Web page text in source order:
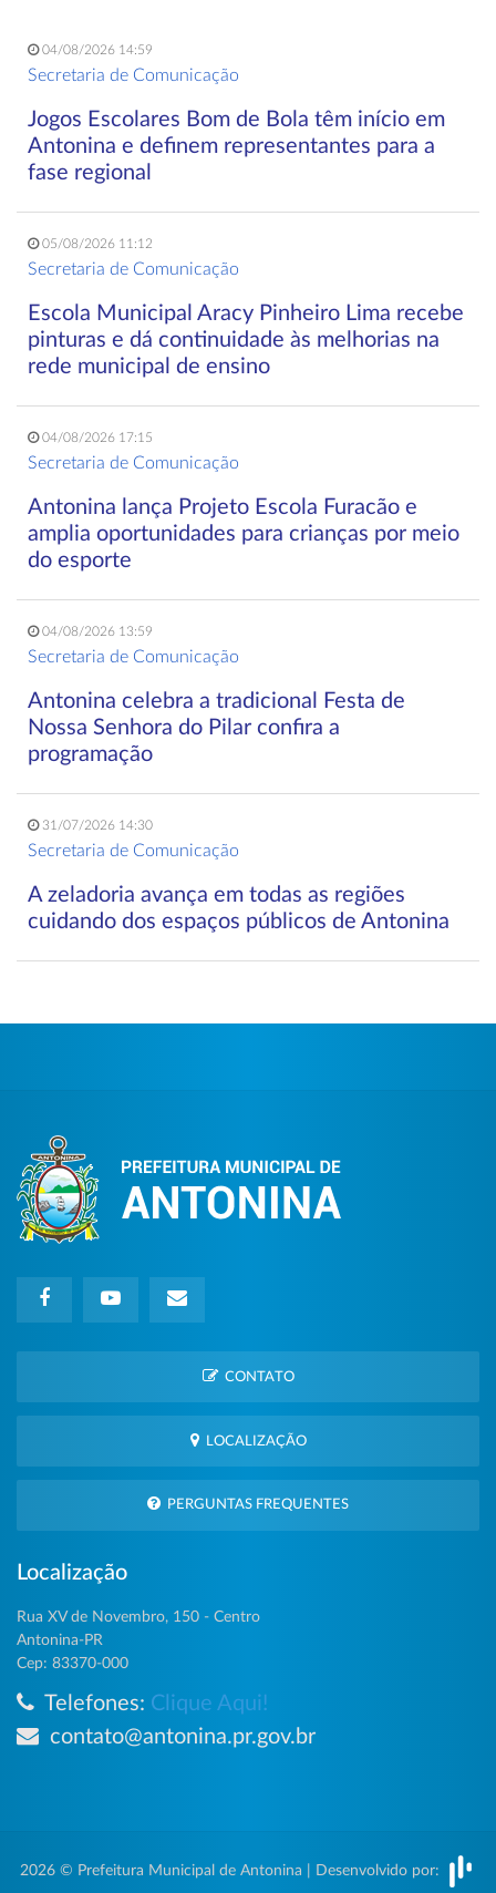
04/08/2026 14:59
Secretaria de Comunicação
Jogos Escolares Bom de Bola têm início em
Antonina e definem representantes para a
fase regional
05/08/2026 11:12
Secretaria de Comunicação
Escola Municipal Aracy Pinheiro Lima recebe
pinturas e dá continuidade às melhorias na
rede municipal de ensino
04/08/2026 17:15
Secretaria de Comunicação
Antonina lança Projeto Escola Furacão e
amplia oportunidades para crianças por meio
do esporte
04/08/2026 13:59
Secretaria de Comunicação
Antonina celebra a tradicional Festa de
Nossa Senhora do Pilar confira a
programação
31/07/2026 14:30
Secretaria de Comunicação
A zeladoria avança em todas as regiões
cuidando dos espaços públicos de Antonina
CONTATO
LOCALIZAÇÃO
PERGUNTAS FREQUENTES
Localização
Rua XV de Novembro, 150 - Centro
Antonina-PR
Cep: 83370-000
Telefones: Clique Aqui!
contato@antonina.pr.gov.br
2026 © Prefeitura Municipal de Antonina | Desenvolvido por: